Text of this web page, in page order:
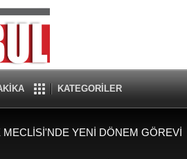
KATEGORİLER
MECLİSİ'NDE YENİ DÖNEM GÖREVİ